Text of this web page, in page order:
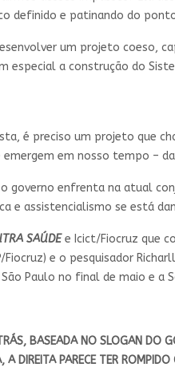
e patinando do
um projeto coeso,
especial a construção do
é preciso um projeto que
em nosso tempo –
governo enfrenta na atual
e assistencialismo se está
SAÚDEe Icict/Fiocruz que
Fiocruz) e o pesquisador
Paulo no final de maio e a
BASEADA NO SLOGAN DO
DIREITA PARECE TER